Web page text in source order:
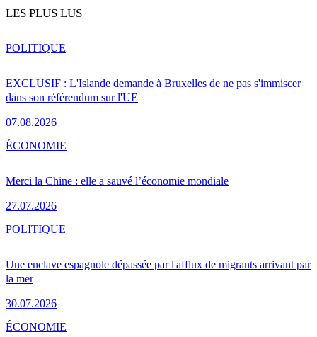
LES PLUS LUS
EXCLUSIF : L'Islande demande à Bruxelles de ne pas s'immiscer
dans son référendum sur l'UE
07.08.2026
POLITIQUE
Merci la Chine : elle a sauvé l’économie mondiale
27.07.2026
ÉCONOMIE
Une enclave espagnole dépassée par l'afflux de migrants arrivant par
la mer
30.07.2026
POLITIQUE
ÉCONOMIE